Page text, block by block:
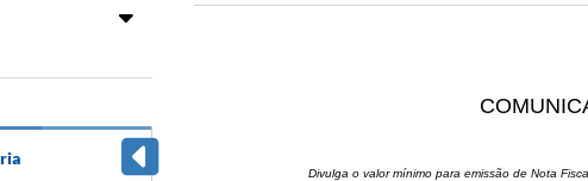
Divulga o valor mínimo para emissão de Nota